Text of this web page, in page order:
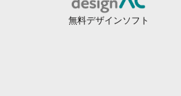
無料デザインソフト